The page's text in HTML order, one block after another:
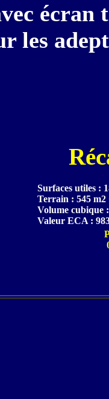
écran
les
Surfaces utiles :
Terrain : 545 m2
Volume cubique
Valeur ECA :